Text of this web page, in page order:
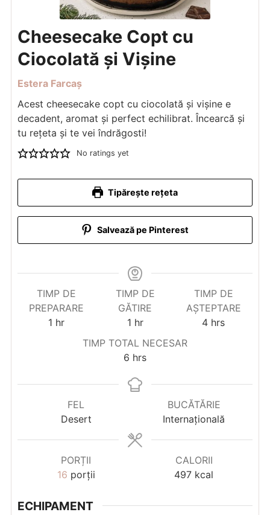
Cheesecake Copt cu
Ciocolată și Vișine
Estera Farcaș
Acest cheesecake copt cu ciocolată și vișine e
decadent, aromat și perfect echilibrat. Încearcă și
tu rețeta și te vei îndrăgosti!
No ratings yet
Tipărește rețeta
Salvează pe Pinterest
TIMP DE
PREPARARE
1 hour
hr
TIMP DE
GĂTIRE
1hour
hr
TIMP DE
AȘTEPTARE
4hours
hrs
TIMP TOTAL NECESAR
6 hours
hrs
FEL
Desert
BUCĂTĂRIE
Internațională
PORȚII
16 porții
CALORII
497 kcal
ECHIPAMENT